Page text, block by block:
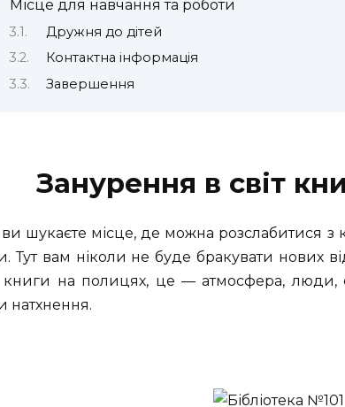
Місце для навчання та роботи
Дружня до дітей
Контактна інформація
Завершення
Занурення в світ
шукаєте місце, де можна розслабитися з
Тут вам ніколи не буде бракувати нових
на полицях, це — атмосфера, люди,
натхнення.